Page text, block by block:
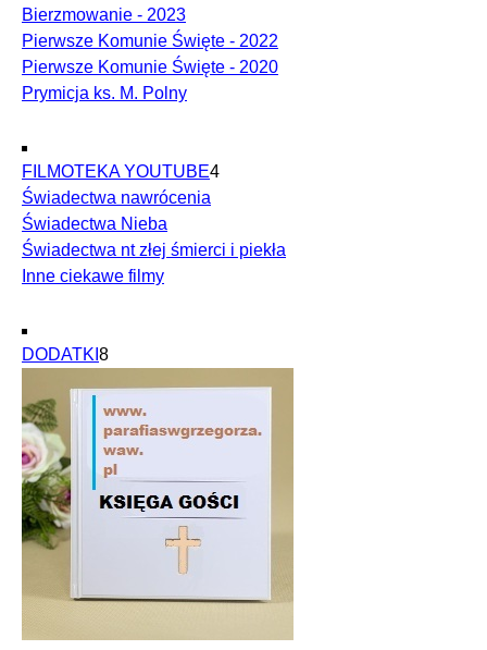
Bierzmowanie - 2023
Pierwsze Komunie Święte - 2022
Pierwsze Komunie Święte - 2020
Prymicja ks. M. Polny
FILMOTEKA YOUTUBE4
Świadectwa nawrócenia
Świadectwa Nieba
Świadectwa nt złej śmierci i piekła
Inne ciekawe filmy
DODATKI 8